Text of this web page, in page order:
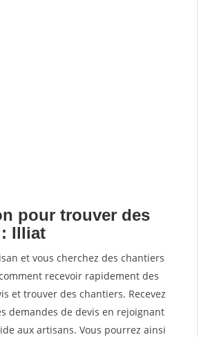
pour trouver des
Illiat
et vous cherchez des chantiers
recevoir rapidement des
et trouver des chantiers. Recevez
demandes de devis en rejoignant
aux artisans. Vous pourrez ainsi